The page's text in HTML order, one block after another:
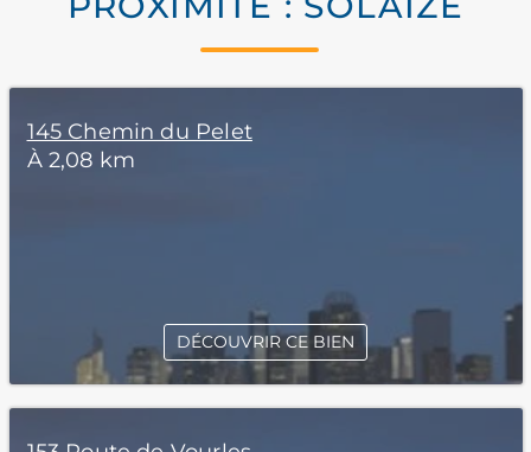
145 Chemin du Pelet
À 2,08 km
DÉCOUVRIR CE BIEN